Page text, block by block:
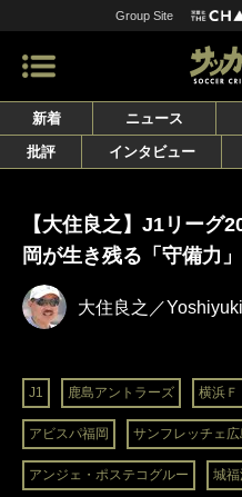
Group Site
新着 ニュース
批評
インタビュー
【大住良之】J1リーグ
岡が生き残る「守備力」
大住良之／Yoshiyuki
J1 鹿島アントラーズ 横浜Ｆ
アビスパ福岡 サンフレッチェ広
アンジェ・ポステコグルー 城